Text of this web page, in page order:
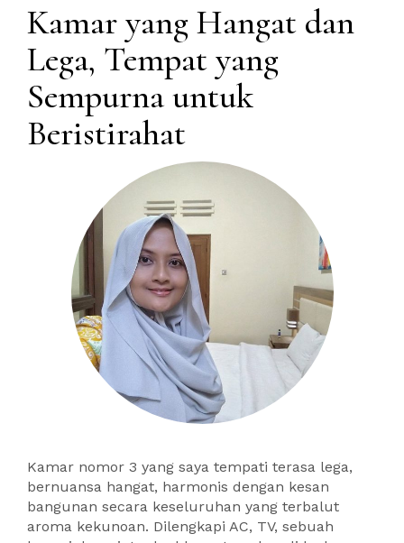
Kamar yang Hangat dan
Lega, Tempat yang
Sempurna untuk
Beristirahat
Kamar nomor 3 yang saya tempati terasa lega,
bernuansa hangat, harmonis dengan kesan
bangunan secara keseluruhan yang terbalut
aroma kekunoan. Dilengkapi AC, TV, sebuah